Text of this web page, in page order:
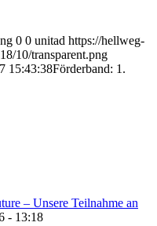
0 0 unitad https://hellweg-
10/transparent.png
15:43:38Förderband: 1.
– Unsere Teilnahme an
- 13:18